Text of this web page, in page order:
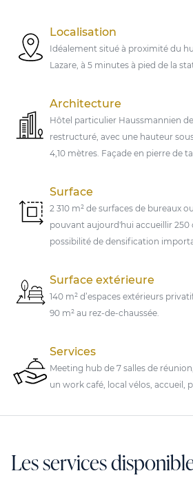
Localisation
Idéalement situé à proximité du
Lazare, à 5 minutes à pied de la
Architecture
Hôtel particulier Haussmannien
restructuré, avec une hauteur
4,10 mètres. Façade en pierre de
Surface
2 310 m² de surfaces de bureaux
pouvant aujourd'hui accueillir 250
possibilité de densification
Surface extérieure
140 m² d’espaces extérieurs
90 m² au rez-de-chaussée.
Services
Meeting hub de 7 salles de
un work café, local vélos, accueil,
Les services